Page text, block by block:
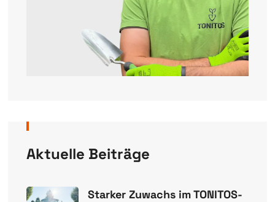
Aktuelle Beiträge
Starker Zuwachs im TONITOS-